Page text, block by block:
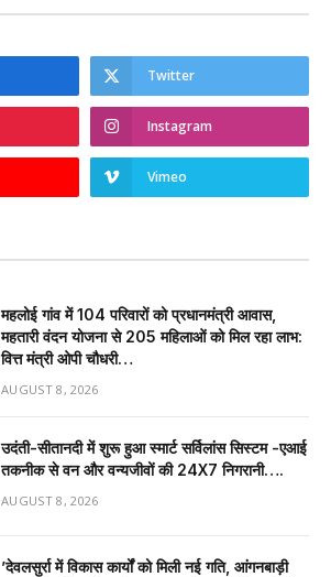
Twitter
Instagram
Vimeo
महलोई गांव में 104 परिवारों को प्रधानमंत्री आवास,
महतारी वंदन योजना से 205 महिलाओं को मिल रहा लाभ:
वित्त मंत्री ओपी चौधरी…
AUGUST 8, 2026
उदंती-सीतानदी में शुरू हुआ स्मार्ट सर्विलांस सिस्टम -एआई
तकनीक से वन और वन्यजीवों की 24X7 निगरानी….
AUGUST 8, 2026
’देवलसुर्रा में विकास कार्यों को मिली नई गति, आंगनबाड़ी